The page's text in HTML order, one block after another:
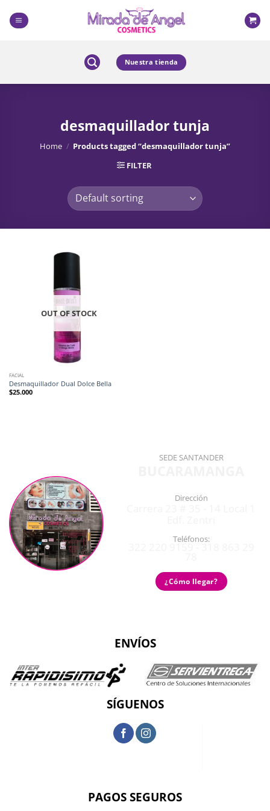
content
Nuestra tienda
desmaquillador tunja
Home / Products tagged “desmaquillador tunja”
FILTER
OUT OF STOCK
FACIAL
Desmaquillador Dual Dolce Bella
$25.000
SEDE SANTANDER
Dirección
Teléfonos:
¿Cómo llegar?
ENVÍOS
SÍGUENOS
PAGOS SEGUROS